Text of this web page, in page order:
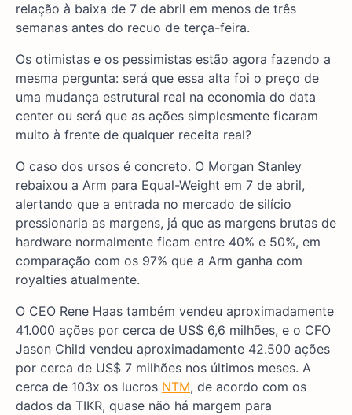
relação à baixa de 7 de abril em menos de três
semanas antes do recuo de terça-feira.
Os otimistas e os pessimistas estão agora fazendo a
mesma pergunta: será que essa alta foi o preço de
uma mudança estrutural real na economia do data
center ou será que as ações simplesmente ficaram
muito à frente de qualquer receita real?
O caso dos ursos é concreto. O Morgan Stanley
rebaixou a Arm para Equal-Weight em 7 de abril,
alertando que a entrada no mercado de silício
pressionaria as margens, já que as margens brutas de
hardware normalmente ficam entre 40% e 50%, em
comparação com os 97% que a Arm ganha com
royalties atualmente.
O CEO Rene Haas também vendeu aproximadamente
41.000 ações por cerca de US$ 6,6 milhões, e o CFO
Jason Child vendeu aproximadamente 42.500 ações
por cerca de US$ 7 milhões nos últimos meses. A
cerca de 103x os lucros NTM, de acordo com os
dados da TIKR, quase não há margem para